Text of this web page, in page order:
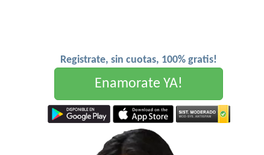
Registrate, sin cuotas, 100% gratis!
Enamorate YA!